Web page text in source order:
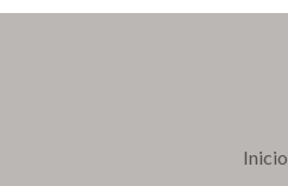
Inicio